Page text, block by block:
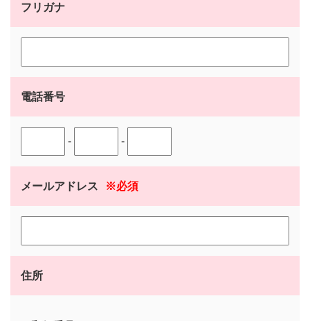
フリガナ
電話番号
- -
メールアドレス ※必須
住所